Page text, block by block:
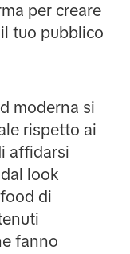
per creare
tuo pubblico
moderna si
rispetto ai
affidarsi
look
di
fanno